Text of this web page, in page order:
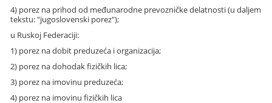
4) porez na prihod od međunarodne prevozničke delatnosti (u daljem
tekstu: "jugoslovenski porez");
u Ruskoj Federaciji:
1) porez na dobit preduzeća i organizacija;
2) porez na dohodak fizičkih lica;
3) porez na imovinu preduzeća;
4) porez na imovinu fizičkih lica